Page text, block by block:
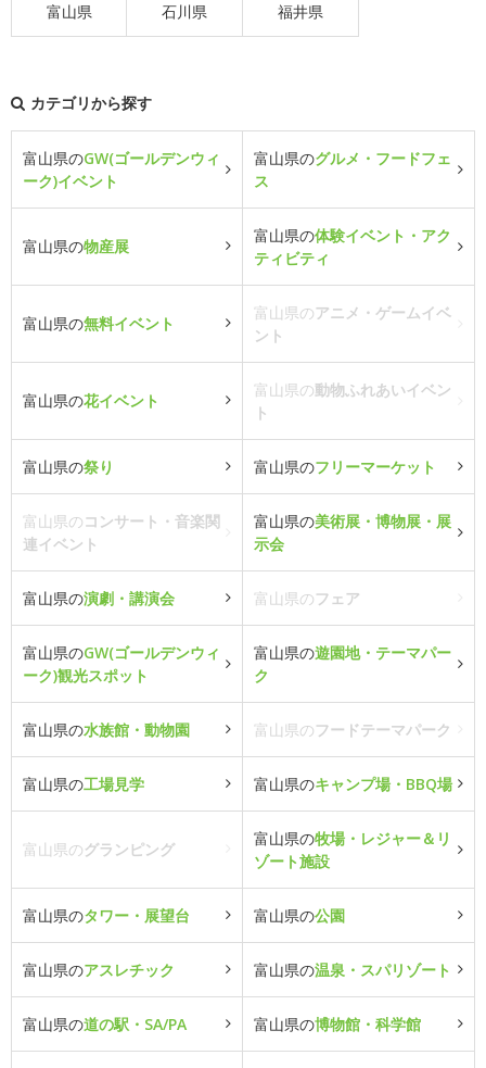
富山県 石川県 福井県
カテゴリから探す
富山県のGW(ゴールデンウィ
ーク)イベント
富山県のグルメ・フードフェ
ス
富山県の物産展
富山県の体験イベント・アク
ティビティ
富山県の無料イベント
富山県のアニメ・ゲームイベ
ント
富山県の花イベント
富山県の動物ふれあいイベン
ト
富山県の祭り 富山県のフリーマーケット
富山県のコンサート・音楽関
連イベント
富山県の美術展・博物展・展
示会
富山県の演劇・講演会 富山県のフェア
富山県のGW(ゴールデンウィ
ーク)観光スポット
富山県の遊園地・テーマパー
ク
富山県の水族館・動物園 富山県のフードテーマパーク
富山県の工場見学 富山県のキャンプ場・BBQ場
富山県のグランピング
富山県の牧場・レジャー＆リ
ゾート施設
富山県のタワー・展望台 富山県の公園
富山県のアスレチック 富山県の温泉・スパリゾート
富山県の道の駅・SA/PA 富山県の博物館・科学館